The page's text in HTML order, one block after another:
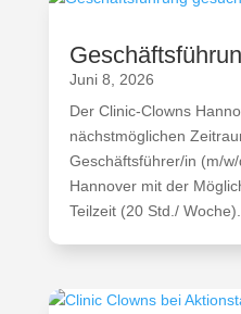
Juni 8, 2026
Der Clinic-Clowns
nächstmöglichen
Geschäftsführer/in (m/
Hannover mit der
Teilzeit (20 Std./ Woche).